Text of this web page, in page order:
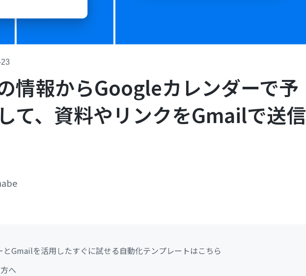
情報からGoogleカレンダーで予
て、資料やリンクをGmailで送信
Gmailを活用したすぐに試せる自動化テンプレートはこちら
へ